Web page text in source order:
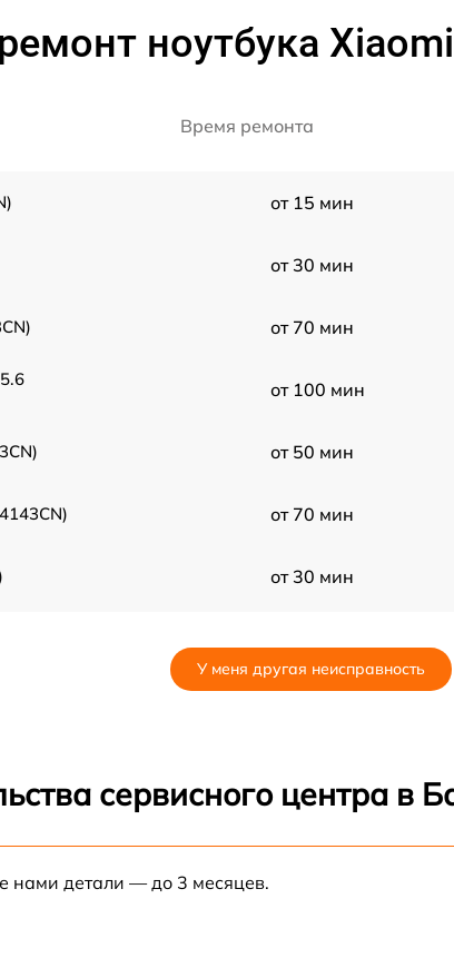
ноутбука
Время ремонта
от 15 мин
от 30 мин
от 70 мин
от 100 мин
от 50 мин
от 70 мин
от 30 мин
У меня другая неисправность
сервисного центра в
нами детали — до 3 месяцев.